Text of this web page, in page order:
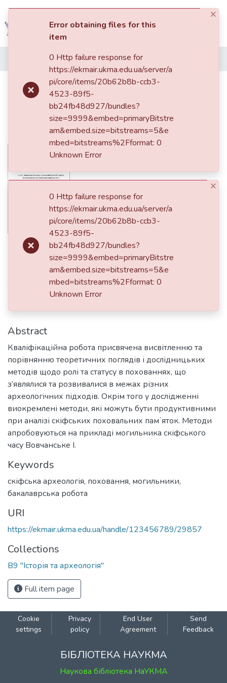
Communities
Collections
All of DSpace
Поняття ролі та статусу в
поховальній археології: теорія та
імплементація на прикладі
поховань скіфського часу
Date
Authors
Іванченко, Лілія
Abstract
Кваліфікаційна робота присвячена висвітленню та
порівнянню теоретичних поглядів і дослідницьких
методів щодо ролі та статусу в похованнях, що
з’являлися та розвивалися в межах різних
археологічних підходів. Окрім того у дослідженні
виокремлені методи, які можуть бути продуктивними
при аналізі скіфських поховальних памʼяток. Методи
апробовуються на прикладі могильника скіфського
часу Вовчанське І.
Keywords
скіфська археологія, поховання, могильники,
бакалаврська робота
URI
https://ekmair.ukma.edu.ua/handle/123456789/29857
Collections
В9 "Історія та археологія"
Full item page
Cookie
settings
Privacy
policy
End User
Agreement
Send
Feedback
БІБЛІОТЕКА НАУКМА
Наукова бібліотека НаУКМА
×
Error obtaining files for this
item
0 Http failure response for
https://ekmair.ukma.edu.ua/server/a
pi/core/items/20b62b8b-ccb3-
4523-89f5-
bb24fb48d927/bundles?
size=9999&embed=primaryBitstre
am&embed.size=bitstreams=5&e
mbed=bitstreams%2Fformat: 0
Unknown Error
×
0 Http failure response for
https://ekmair.ukma.edu.ua/server/a
pi/core/items/20b62b8b-ccb3-
4523-89f5-
bb24fb48d927/bundles?
size=9999&embed=primaryBitstre
am&embed.size=bitstreams=5&e
mbed=bitstreams%2Fformat: 0
Unknown Error